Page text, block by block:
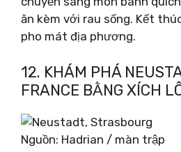
ăn kèm với rau sống. Kết
pho mát địa phương.
12. KHÁM PHÁ
FRANCE BẰNG XÍCH
Nguồn: Hadrian / màn trập